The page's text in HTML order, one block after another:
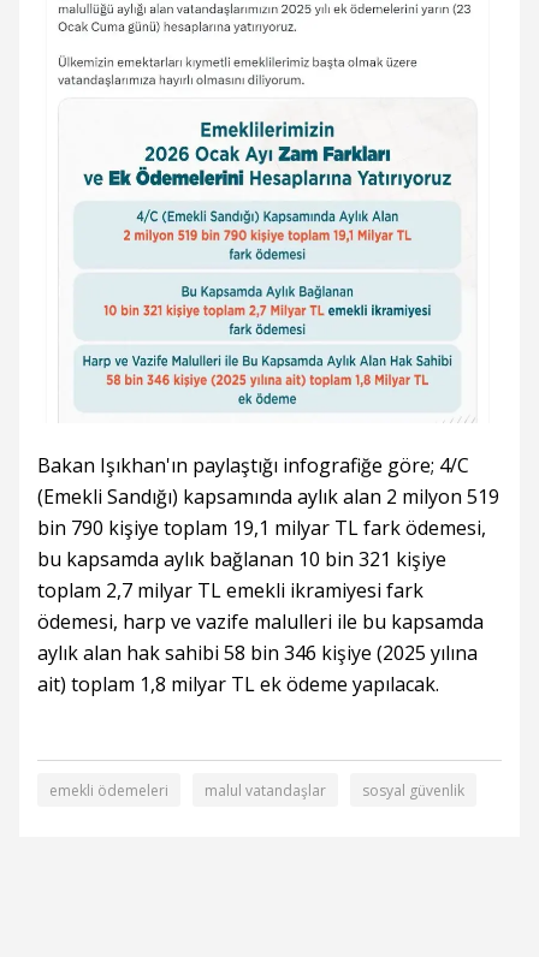
Bakan Işıkhan'ın paylaştığı infografiğe göre; 4/C
(Emekli Sandığı) kapsamında aylık alan 2 milyon 519
bin 790 kişiye toplam 19,1 milyar TL fark ödemesi,
bu kapsamda aylık bağlanan 10 bin 321 kişiye
toplam 2,7 milyar TL emekli ikramiyesi fark
ödemesi, harp ve vazife malulleri ile bu kapsamda
aylık alan hak sahibi 58 bin 346 kişiye (2025 yılına
ait) toplam 1,8 milyar TL ek ödeme yapılacak.
emekli ödemeleri malul vatandaşlar sosyal güvenlik